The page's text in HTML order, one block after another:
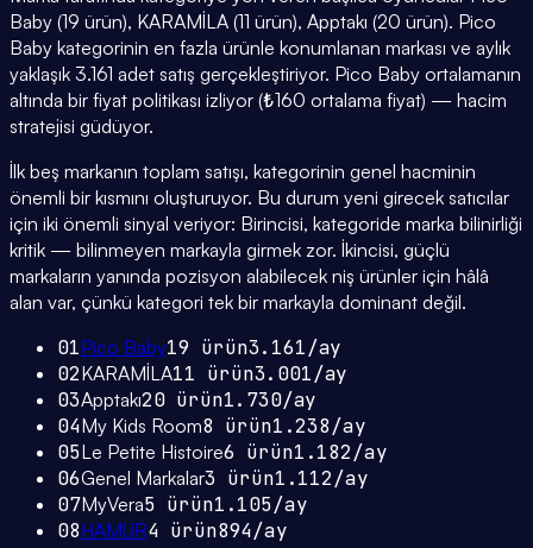
Baby (19 ürün), KARAMİLA (11 ürün), Apptakı (20 ürün). Pico
Baby kategorinin en fazla ürünle konumlanan markası ve aylık
yaklaşık 3.161 adet satış gerçekleştiriyor. Pico Baby ortalamanın
altında bir fiyat politikası izliyor (₺160 ortalama fiyat) — hacim
stratejisi güdüyor.
İlk beş markanın toplam satışı, kategorinin genel hacminin
önemli bir kısmını oluşturuyor. Bu durum yeni girecek satıcılar
için iki önemli sinyal veriyor: Birincisi, kategoride marka bilinirliği
kritik — bilinmeyen markayla girmek zor. İkincisi, güçlü
markaların yanında pozisyon alabilecek niş ürünler için hâlâ
alan var, çünkü kategori tek bir markayla dominant değil.
01Pico Baby19 ürün3.161/ay
02KARAMİLA11 ürün3.001/ay
03Apptakı20ürün1.730/ay
04My Kids Room8 ürün1.238/ay
05Le Petite Histoire6 ürün1.182/ay
06Genel Markalar3 ürün1.112/ay
07MyVera5 ürün1.105/ay
08HAMUR4 ürün894/ay